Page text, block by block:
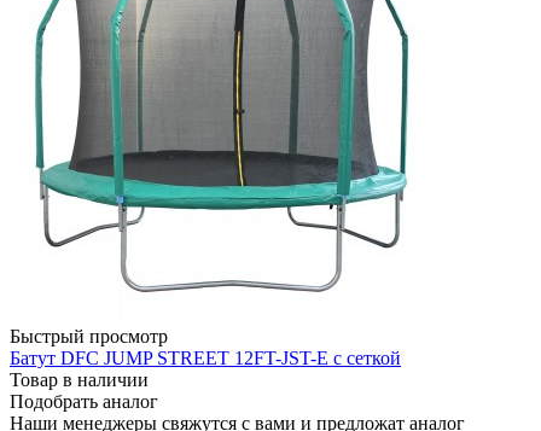
Быстрый просмотр
Батут DFC JUMP STREET 12FT-JST-E с сеткой
Товар в наличии
Подобрать аналог
Наши менеджеры свяжутся с вами и предложат аналог